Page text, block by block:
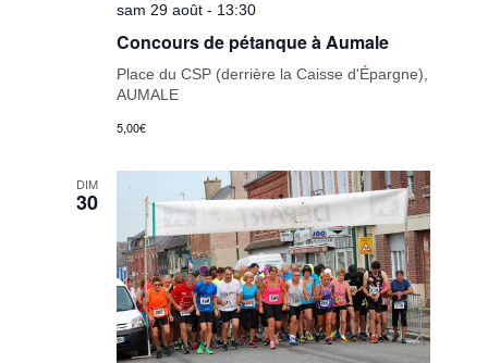
sam 29 août - 13:30
Concours de pétanque à Aumale
Place du CSP (derrière la Caisse d'Épargne),
AUMALE
5,00€
DIM
30